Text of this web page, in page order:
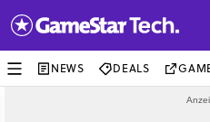
NEWS DEALS